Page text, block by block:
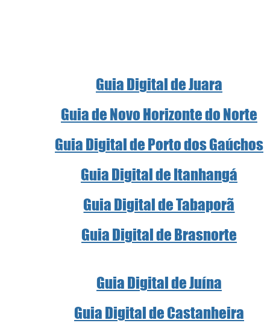
Guia Digital de Juara
Guia de Novo Horizonte do Norte
Guia Digital de Porto dos Gaúchos
Guia Digital de Itanhangá
Guia Digital de Tabaporã
Guia Digital de Brasnorte
Guia Digital de Juína
Guia Digital de Castanheira